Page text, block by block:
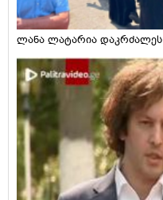
ლანა ლატარია დაკრძალეს